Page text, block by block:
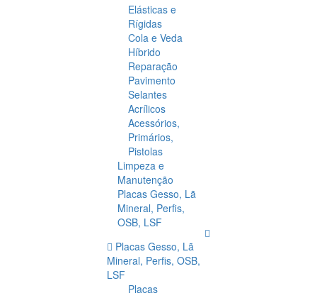
Elásticas e
Rígidas
Cola e Veda
Híbrido
Reparação
Pavimento
Selantes
Acrílicos
Acessórios,
Primários,
Pistolas
Limpeza e
Manutenção
Placas Gesso, Lã
Mineral, Perfis,
OSB, LSF
Placas Gesso, Lã
Mineral, Perfis, OSB,
LSF
Placas